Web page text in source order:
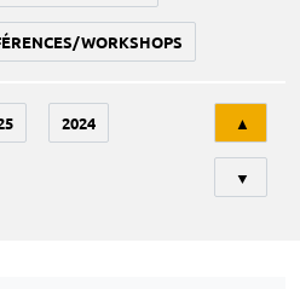
WORKSHOPS
2024 ▲
▼